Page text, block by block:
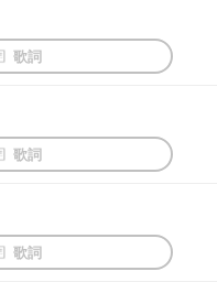
歌詞
歌詞
歌詞